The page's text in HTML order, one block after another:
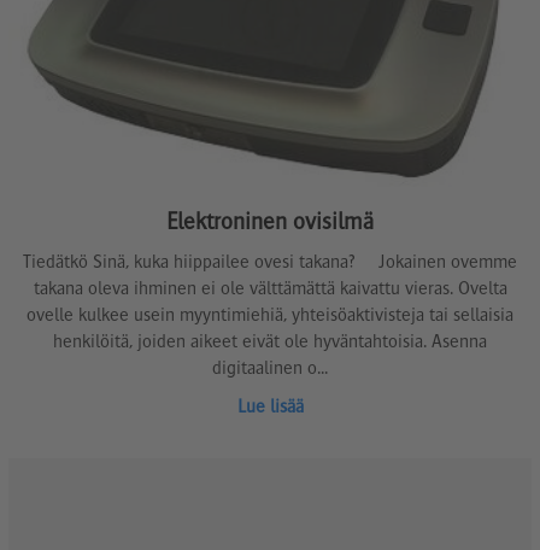
Elektroninen ovisilmä
Tiedätkö Sinä, kuka hiippailee ovesi takana? Jokainen ovemme
takana oleva ihminen ei ole välttämättä kaivattu vieras. Ovelta
ovelle kulkee usein myyntimiehiä, yhteisöaktivisteja tai sellaisia
henkilöitä, joiden aikeet eivät ole hyväntahtoisia. Asenna
digitaalinen o...
Lue lisää